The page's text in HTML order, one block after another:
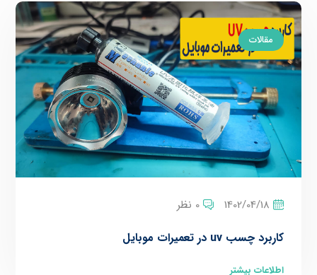
مقالات
1402/04/18 0 نظر
کاربرد چسب uv در تعمیرات موبایل
اطلاعات بیشتر